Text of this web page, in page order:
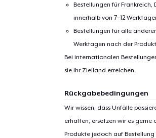
Bestellungen für
innerhalb von 7–12
Bestellungen für alle
Werktagen nach der
Bei internationalen
sie ihr Zielland erreichen.
Rückgabebedingungen
Wir wissen, dass Unfälle
erhalten, ersetzen wir es gerne
Produkte jedoch auf